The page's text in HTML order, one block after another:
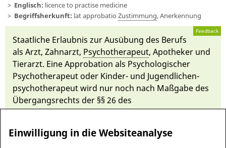
Englisch: licence to practise medicine
Begriffsherkunft: latap­probatio Zu­stimmung, An­er­kennung
Feedback
Staatliche Er­laubnis zur Aus­ü­bung des Berufs
als Arzt, Zahnarzt, Psychotherapeut, Apo­theker und
Tier­arzt. Ei­ne Ap­probati­on als Psy­cho­lo­gischer
Psychotherapeut oder Kinder- und Ju­gend­lichen­
psychotherapeut wird nur noch nach Maß­gabe des
Ü­berg­angs­rechts der §§ 26 des
Psychotherapeutenge­setzes er­teilt.
Einwilligung in die Websiteanalyse